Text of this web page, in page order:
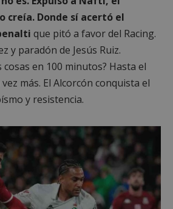
creía. Donde sí acertó el
que pitó a favor del Racing.
y paradón de Jesús Ruiz.
cosas en 100 minutos? Hasta el
más. El Alcorcón conquista el
y resistencia.